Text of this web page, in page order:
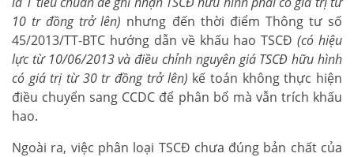
10 tr đồng trở lên) nhưng đến thời điểm Thông tư số
45/2013/TT-BTC hướng dẫn về khấu hao TSCĐ(có hiệu
lực từ 10/06/2013 và điều chỉnh nguyên giá TSCĐ hữu hình
có giá trị từ 30 tr đồng trở lên) kế toán không thực hiện
điều chuyển sang CCDC để phân bổ mà vẫn trích khấu
hao.
Ngoài ra, việc phân loại TSCĐ chưa đúng bản chất của